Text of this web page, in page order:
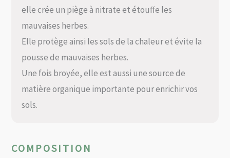
elle crée un piège à nitrate et étouffe les
mauvaises herbes.
Elle protège ainsi les sols de la chaleur et évite la
pousse de mauvaises herbes.
Une fois broyée, elle est aussi une source de
matière organique importante pour enrichir vos
sols.
COMPOSITION